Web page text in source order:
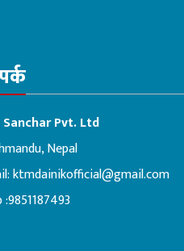
Sanchar Pvt. Ltd
Nepal
ktmdainikofficial@gmail.com